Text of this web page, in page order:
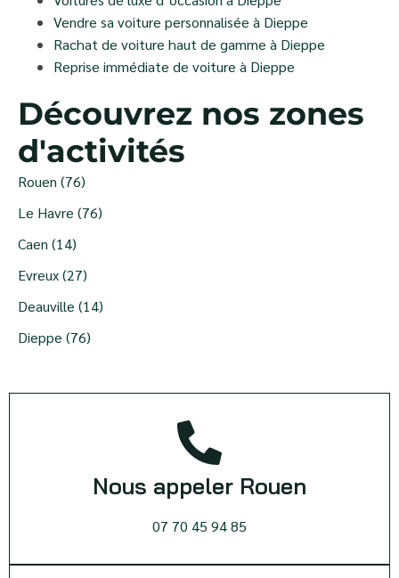
Vendre sa voiture personnalisée à Dieppe
Rachat de voiture haut de gamme à Dieppe
Reprise immédiate de voiture à Dieppe
Découvrez nos zones
d'activités
Rouen (76)
Le Havre (76)
Caen (14)
Evreux (27)
Deauville (14)
Dieppe (76)
Nous appeler Rouen
07 70 45 94 85